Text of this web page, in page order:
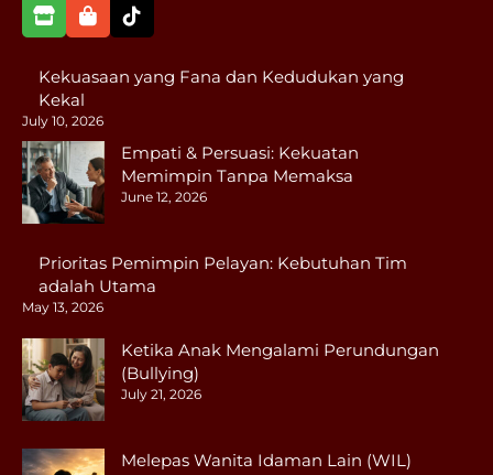
Kekuasaan yang Fana dan Kedudukan yang
Kekal
July 10, 2026
Empati & Persuasi: Kekuatan
Memimpin Tanpa Memaksa
June 12, 2026
Prioritas Pemimpin Pelayan: Kebutuhan Tim
adalah Utama
May 13, 2026
Ketika Anak Mengalami Perundungan
(Bullying)
July 21, 2026
Melepas Wanita Idaman Lain (WIL)